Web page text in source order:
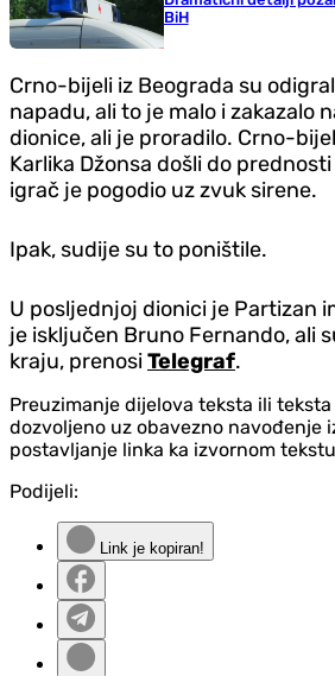
BiH
Crno-bijeli iz Beograda su
napadu, ali to je malo i zakazalo
dionice, ali je proradilo. Crno-
Karlika Džonsa došli do
igrač je pogodio uz zvuk sirene.
Ipak, sudije su to poništile.
U posljednjoj dionici je Partizan
je isključen Bruno Fernando, ali
kraju, prenosiTelegraf.
Preuzimanje dijelova teksta ili
dozvoljeno uz obavezno navođenje
postavljanje linka ka izvornom
Podijeli:
Link je kopiran!